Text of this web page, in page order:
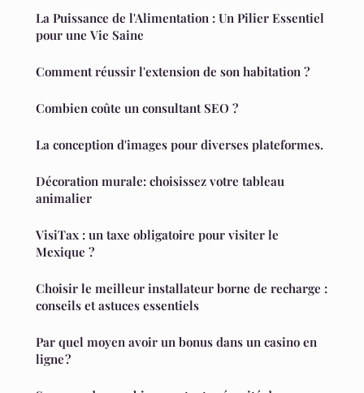
La Puissance de l'Alimentation : Un Pilier Essentiel
pour une Vie Saine
Comment réussir l'extension de son habitation ?
Combien coûte un consultant SEO ?
La conception d'images pour diverses plateformes.
Décoration murale: choisissez votre tableau
animalier
VisiTax : un taxe obligatoire pour visiter le
Mexique ?
Choisir le meilleur installateur borne de recharge :
conseils et astuces essentiels
Par quel moyen avoir un bonus dans un casino en
ligne ?